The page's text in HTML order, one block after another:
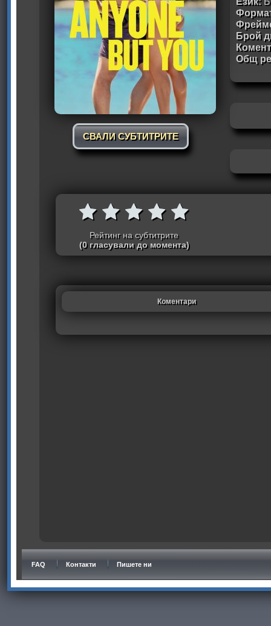
СВАЛИ СУБТИТРИТЕ
Брой
Общ
Рейтинг на субтитрите
(0 гласували до момента)
Коментари
FAQ Контакти Пишете ни